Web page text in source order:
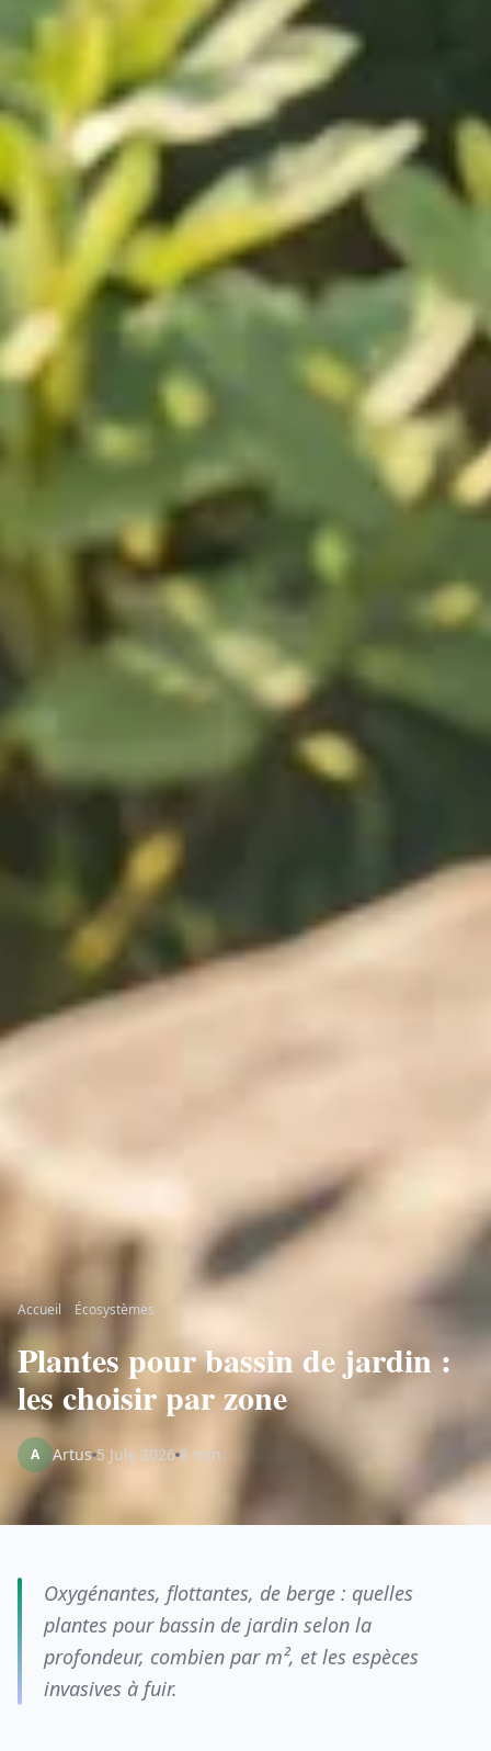
Accueil Écosystèmes
Plantes pour bassin de jardin :
les choisir par zone
A Artus 5 July 2026 8 min
Oxygénantes, flottantes, de berge : quelles
plantes pour bassin de jardin selon la
profondeur, combien par m², et les espèces
invasives à fuir.